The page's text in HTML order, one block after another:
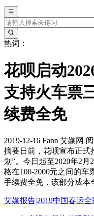
热词：
花呗启动
支持火车票
续费全免
2019-12-16 Fann 艾媒网
摘要日前，花呗宣布正
划”。今日起至2020年2月
格在100-2000元之间的车
手续费全免，该部分成本
艾媒报告|2019中国春运